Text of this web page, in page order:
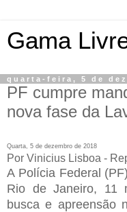
Gama
quarta-feira, 5 de
PF cumpre
nova fase da
Quarta, 5 de dezembro de 2018
Por Vinicius Lisboa -
A Polícia Federal
Rio de Janeiro, 11
busca e apreensão